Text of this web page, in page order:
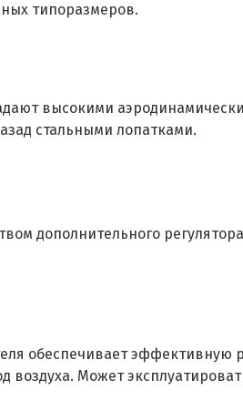
типоразмеров.
высокими
стальными лопатками.
дополнительного
обеспечивает
воздуха. Может